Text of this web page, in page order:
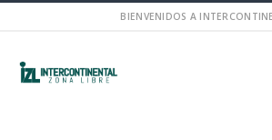
BIENVENIDOS A